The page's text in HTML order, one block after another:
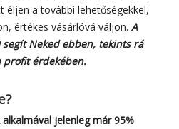
a további lehetőségekkel,
értékes vásárlóvá váljon. A
segít Neked ebben, tekints rá
profit érdekében.
jelenleg már 95%